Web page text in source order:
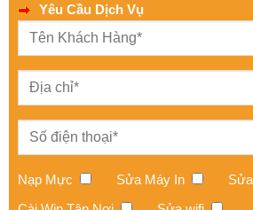
Yêu Cầu Dịch Vụ
Nạp Mực Sửa Máy In